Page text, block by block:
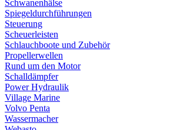
Schwanenhälse
Spiegeldurchführungen
Steuerung
Scheuerleisten
Schlauchboote und Zubehör
Propellerwellen
Rund um den Motor
Schalldämpfer
Power Hydraulik
Village Marine
Volvo Penta
Wassermacher